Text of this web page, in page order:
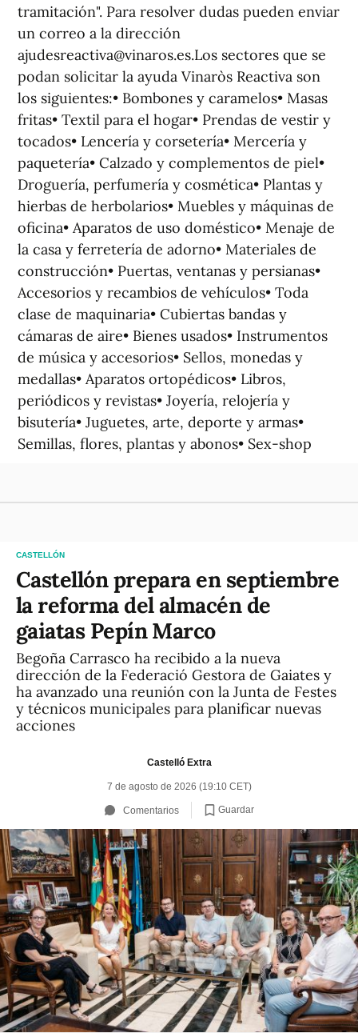
tramitación". Para resolver dudas pueden enviar
un correo a la dirección
ajudesreactiva@vinaros.es.Los sectores que se
podan solicitar la ayuda Vinaròs Reactiva son
los siguientes:• Bombones y caramelos• Masas
fritas• Textil para el hogar• Prendas de vestir y
tocados• Lencería y corsetería• Mercería y
paquetería• Calzado y complementos de piel•
Droguería, perfumería y cosmética• Plantas y
hierbas de herbolarios• Muebles y máquinas de
oficina• Aparatos de uso doméstico• Menaje de
la casa y ferretería de adorno• Materiales de
construcción• Puertas, ventanas y persianas•
Accesorios y recambios de vehículos• Toda
clase de maquinaria• Cubiertas bandas y
cámaras de aire• Bienes usados• Instrumentos
de música y accesorios• Sellos, monedas y
medallas• Aparatos ortopédicos• Libros,
periódicos y revistas• Joyería, relojería y
bisutería• Juguetes, arte, deporte y armas•
Semillas, flores, plantas y abonos• Sex-shop
CASTELLÓN
Castellón prepara en septiembre
la reforma del almacén de
gaiatas Pepín Marco
Begoña Carrasco ha recibido a la nueva
dirección de la Federació Gestora de Gaiates y
ha avanzado una reunión con la Junta de Festes
y técnicos municipales para planificar nuevas
acciones
Castelló Extra
7 de agosto de 2026 (19:10 CET)
Comentarios Guardar